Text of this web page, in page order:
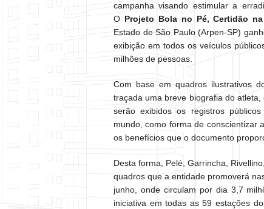
campanha visando estimular a
O Projeto Bola no Pé, Certidão
Estado de São Paulo (Arpen-SP)
exibição em todos os veículos
milhões de pessoas.
Com base em quadros ilustrativos
traçada uma breve biografia do
serão exibidos os registros
mundo, como forma de conscientizar
os benefícios que o documento
Desta forma, Pelé, Garrincha,
quadros que a entidade promoverá
junho, onde circulam por dia 3,7
iniciativa em todas as 59 estações